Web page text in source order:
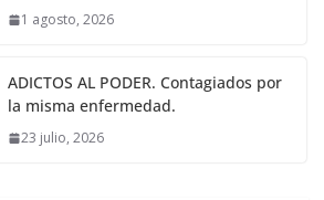
1 agosto, 2026
ADICTOS AL PODER. Contagiados por
la misma enfermedad.
23 julio, 2026